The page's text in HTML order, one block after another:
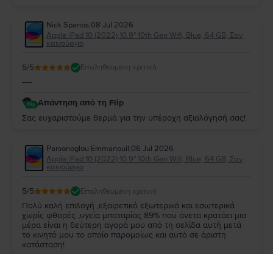
Nick Spanos,08 Jul 2026
Apple iPad 10 (2022) 10.9" 10th Gen Wifi, Blue, 64 GB, Σαν
καινούργιο
5/5 Επαληθευμένη κριτική
----
Απάντηση από τη Flip
Σας ευχαριστούμε θερμά για την υπέροχη αξιολόγησή σας!
Parsonoglou Emmanouil,06 Jul 2026
Apple iPad 10 (2022) 10.9" 10th Gen Wifi, Blue, 64 GB, Σαν
καινούργιο
5/5 Επαληθευμένη κριτική
Πολύ καλή επιλογή ,εξαιρετικό εξωτερικά και εσωτερικά
χωρίς φθορές ,υγεία μπαταρίας 89% που άνετα κρατάει μια
μέρα είναι η δεύτερη αγορά μου από τη σελίδα αυτή μετά
το κινητό μου το οποίο παρομοίως και αυτό σε άριστη
κατάσταση!